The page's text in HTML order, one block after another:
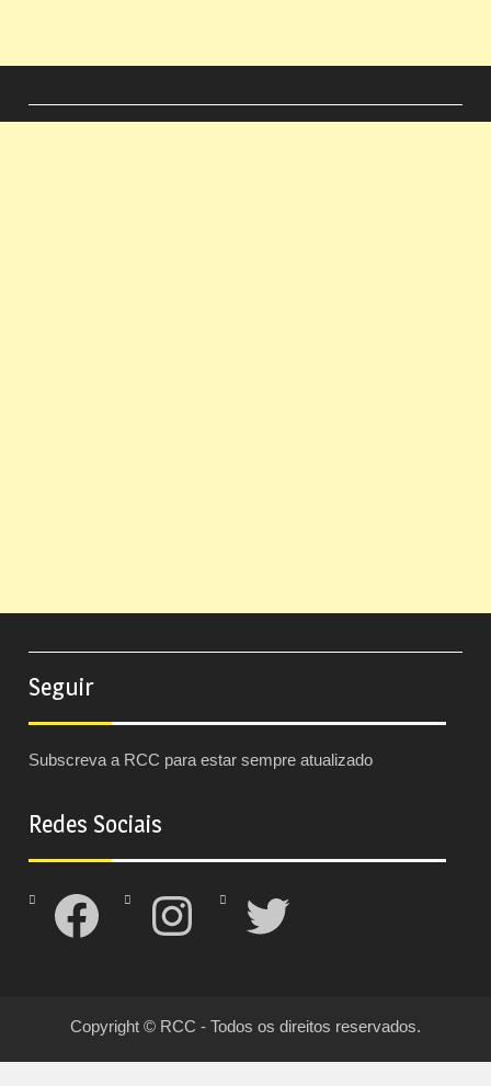
Seguir
Subscreva a RCC para estar sempre atualizado
Redes Sociais
Facebook Instagram Twitter
Copyright © RCC - Todos os direitos reservados.